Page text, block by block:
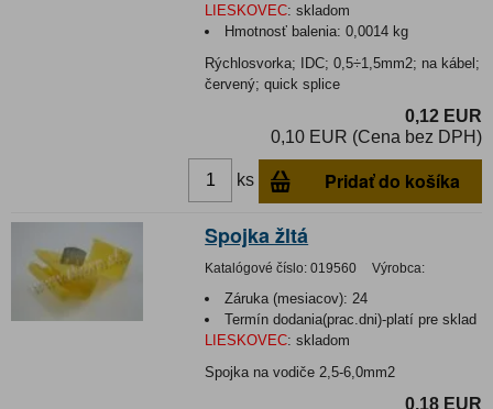
LIESKOVEC: skladom
Hmotnosť balenia:0,0014 kg
Rýchlosvorka; IDC; 0,5÷1,5mm2; na kábel;
červený; quick splice
0,12 EUR
0,10 EUR (Cena bez DPH)
ks Pridať do košíka
Spojka žltá
Katalógové číslo: 019560 Výrobca:
Záruka (mesiacov): 24
Termín dodania(prac.dni)-platí pre sklad
LIESKOVEC: skladom
Spojka na vodiče 2,5-6,0mm2
0,18 EUR